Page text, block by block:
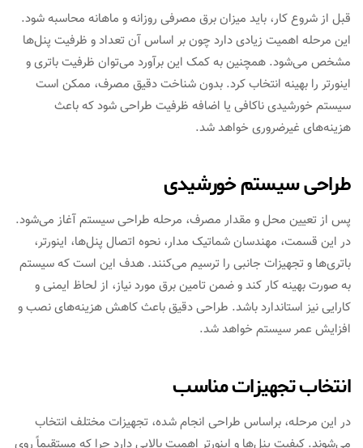
قبل از شروع کار، باید میزان برق مصرفی روزانه و ماهانه محاسبه شود.
این مرحله اهمیت زیادی دارد چون بر اساس آن تعداد و ظرفیت پنل‌ها
مشخص می‌شود. همچنین به کمک این برآورد می‌توان ظرفیت باتری و
اینورتر را بهینه انتخاب کرد. بدون شناخت دقیق مصرف، ممکن است
سیستم خورشیدی ناکافی یا اضافه ظرفیت طراحی شود که باعث
هزینه‌های غیرضروری خواهد شد.
طراحی سیستم خورشیدی
پس از تعیین محل و مقدار مصرف، مرحله طراحی سیستم آغاز می‌شود.
در این قسمت، مهندسان شماتیک مدار، نحوه اتصال پنل‌ها، اینورتر،
باتری‌ها و تجهیزات جانبی را ترسیم می‌کنند. هدف این است که سیستم
به صورت بهینه کار کند و ضمن تامین برق مورد نیاز، از لحاظ ایمنی و
کارایی نیز استاندارد باشد. طراحی دقیق باعث کاهش هزینه‌های نصب و
افزایش عمر سیستم خواهد شد.
انتخاب تجهیزات مناسب
در این مرحله، براساس طراحی انجام شده، تجهیزات مختلف انتخاب
می‌شوند. کیفیت پنل‌ها و اینورتر اهمیت بالایی دارد چرا که مستقیماً روی